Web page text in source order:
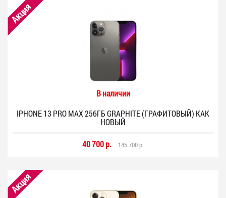
Акция
В наличии
IPHONE 13 PRO MAX 256ГБ GRAPHITE (ГРАФИТОВЫЙ) КАК
НОВЫЙ
40 700 р. 145 700 р.
Акция